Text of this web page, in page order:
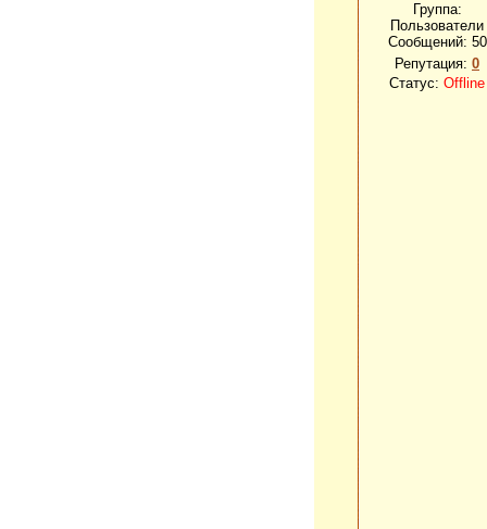
Группа:
Пользователи
Сообщений: 50
Репутация: 0
Статус: Offline